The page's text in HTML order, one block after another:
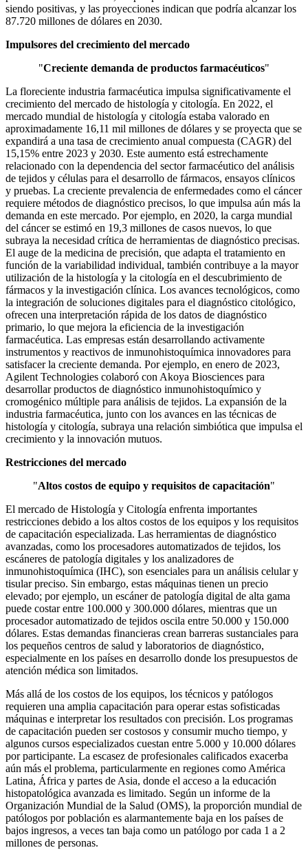
siendo positivas, y las proyecciones indican que podría alcanzar los
87.720 millones de dólares en 2030.
Impulsores del crecimiento del mercado
"Creciente demanda de productos farmacéuticos"
La floreciente industria farmacéutica impulsa significativamente el
crecimiento del mercado de histología y citología. En 2022, el
mercado mundial de histología y citología estaba valorado en
aproximadamente 16,11 mil millones de dólares y se proyecta que se
expandirá a una tasa de crecimiento anual compuesta (CAGR) del
15,15% entre 2023 y 2030. Este aumento está estrechamente
relacionado con la dependencia del sector farmacéutico del análisis
de tejidos y células para el desarrollo de fármacos, ensayos clínicos
y pruebas. La creciente prevalencia de enfermedades como el cáncer
requiere métodos de diagnóstico precisos, lo que impulsa aún más la
demanda en este mercado. Por ejemplo, en 2020, la carga mundial
del cáncer se estimó en 19,3 millones de casos nuevos, lo que
subraya la necesidad crítica de herramientas de diagnóstico precisas.
El auge de la medicina de precisión, que adapta el tratamiento en
función de la variabilidad individual, también contribuye a la mayor
utilización de la histología y la citología en el descubrimiento de
fármacos y la investigación clínica. Los avances tecnológicos, como
la integración de soluciones digitales para el diagnóstico citológico,
ofrecen una interpretación rápida de los datos de diagnóstico
primario, lo que mejora la eficiencia de la investigación
farmacéutica. Las empresas están desarrollando activamente
instrumentos y reactivos de inmunohistoquímica innovadores para
satisfacer la creciente demanda. Por ejemplo, en enero de 2023,
Agilent Technologies colaboró ​​con Akoya Biosciences para
desarrollar productos de diagnóstico inmunohistoquímico y
cromogénico múltiple para análisis de tejidos. La expansión de la
industria farmacéutica, junto con los avances en las técnicas de
histología y citología, subraya una relación simbiótica que impulsa el
crecimiento y la innovación mutuos.
Restricciones del mercado
"Altos costos de equipo y requisitos de capacitación"
El mercado de Histología y Citología enfrenta importantes
restricciones debido a los altos costos de los equipos y los requisitos
de capacitación especializada. Las herramientas de diagnóstico
avanzadas, como los procesadores automatizados de tejidos, los
escáneres de patología digitales y los analizadores de
inmunohistoquímica (IHC), son esenciales para un análisis celular y
tisular preciso. Sin embargo, estas máquinas tienen un precio
elevado; por ejemplo, un escáner de patología digital de alta gama
puede costar entre 100.000 y 300.000 dólares, mientras que un
procesador automatizado de tejidos oscila entre 50.000 y 150.000
dólares. Estas demandas financieras crean barreras sustanciales para
los pequeños centros de salud y laboratorios de diagnóstico,
especialmente en los países en desarrollo donde los presupuestos de
atención médica son limitados.
Más allá de los costos de los equipos, los técnicos y patólogos
requieren una amplia capacitación para operar estas sofisticadas
máquinas e interpretar los resultados con precisión. Los programas
de capacitación pueden ser costosos y consumir mucho tiempo, y
algunos cursos especializados cuestan entre 5.000 y 10.000 dólares
por participante. La escasez de profesionales calificados exacerba
aún más el problema, particularmente en regiones como América
Latina, África y partes de Asia, donde el acceso a la educación
histopatológica avanzada es limitado. Según un informe de la
Organización Mundial de la Salud (OMS), la proporción mundial de
patólogos por población es alarmantemente baja en los países de
bajos ingresos, a veces tan baja como un patólogo por cada 1 a 2
millones de personas.